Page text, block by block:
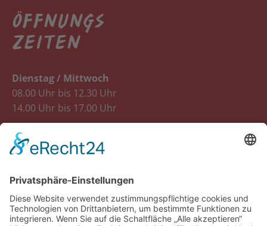
ÖFFNUNGS
ZEITEN
Dienstag / Mittwoch
08.00 Uhr bis 12.30 Uhr
14.00 Uhr bis 17.00 Uhr
Donnerstag
08.00 Uhr bis 12.30 Uhr
Freitag
14.00 Uhr bis 18.00 Uhr